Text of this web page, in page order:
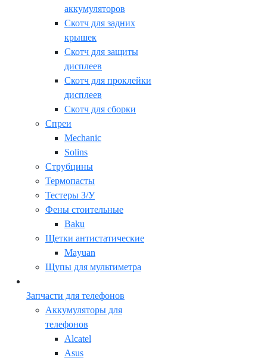
аккумуляторов
Скотч для задних
крышек
Скотч для защиты
дисплеев
Скотч для проклейки
дисплеев
Скотч для сборки
Спреи
Mechanic
Solins
Струбцины
Термопасты
Тестеры З/У
Фены стоительные
Baku
Щетки антистатические
Mayuan
Щупы для мультиметра
Запчасти для телефонов
Аккумуляторы для
телефонов
Alcatel
Asus